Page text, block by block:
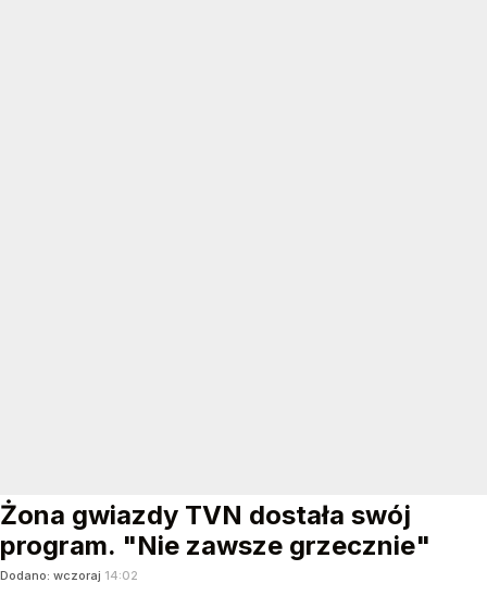
Żona gwiazdy TVN dostała swój
program. "Nie zawsze grzecznie"
Dodano: wczoraj 14:02